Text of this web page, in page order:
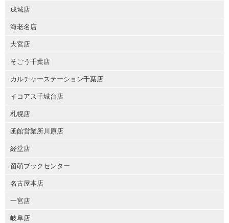
成城店
海老名店
大宮店
そごう千葉店
カルチャーステーション千葉店
イコアス千城台店
札幌店
函館営業所川原店
経堂店
留萌ブックセンター
名古屋本店
一宮店
岐阜店